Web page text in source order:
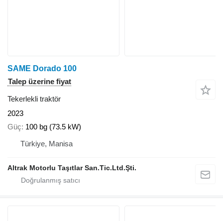
SAME Dorado 100
Talep üzerine fiyat
Tekerlekli traktör
2023
Güç 100 bg (73.5 kW)
Türkiye, Manisa
Altrak Motorlu Taşıtlar San.Tic.Ltd.Şti.